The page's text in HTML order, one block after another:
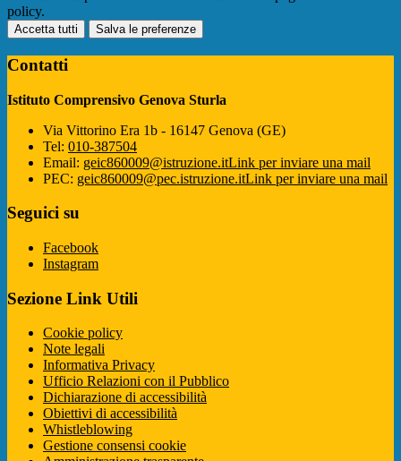
policy.
Accetta tutti Salva le preferenze
Contatti
Istituto Comprensivo Genova Sturla
Via Vittorino Era 1b - 16147 Genova (GE)
Tel: 010-387504
Email: geic860009@istruzione.itLink per inviare una mail
PEC: geic860009@pec.istruzione.itLink per inviare una mail
Seguici su
Facebook
Instagram
Sezione Link Utili
Cookie policy
Note legali
Informativa Privacy
Ufficio Relazioni con il Pubblico
Dichiarazione di accessibilità
Obiettivi di accessibilità
Whistleblowing
Gestione consensi cookie